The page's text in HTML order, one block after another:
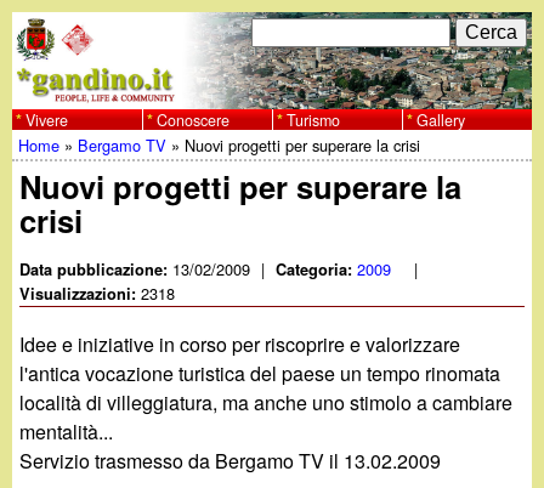
al
contenuto
principale
w
w
w
.
g
a
F
o
r
m
i
r
i
C
e
r
c
a
Vivere Conoscere Turismo Gallery
Tu
sei
qui
Home » Bergamo TV » Nuovi progetti per superare la crisi
Nuovi progetti per superare la
crisi
Data pubblicazione: 13/02/2009 | Categoria:2009 |
Visualizzazioni:2318
Idee e iniziative in corso per riscoprire e valorizzare
l'antica vocazione turistica del paese un tempo rinomata
località di villeggiatura, ma anche uno stimolo a cambiare
mentalità...
Servizio trasmesso da Bergamo TV il 13.02.2009